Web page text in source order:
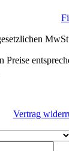
Preise
Vertrag